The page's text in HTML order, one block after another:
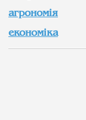
агрономія
економіка